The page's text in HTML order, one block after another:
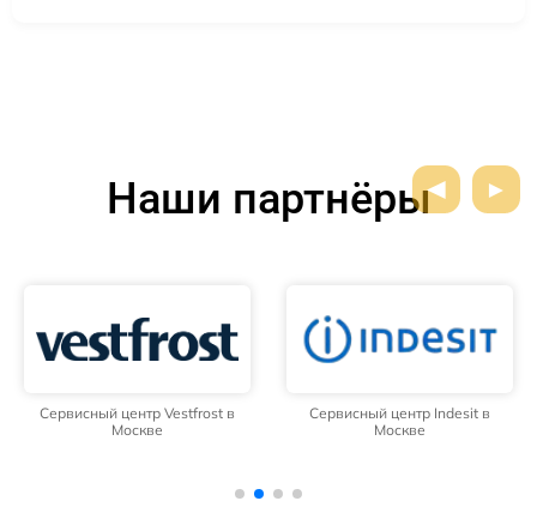
Наши партнёры
Сервисный центр Vestfrost в
Москве
Сервисный центр Indesit в
Москве